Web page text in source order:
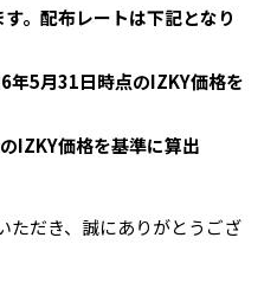
。配布レートは下記となり
年5月31日時点のIZKY価格を
IZKY価格を基準に算出
ただき、誠にありがとうござ